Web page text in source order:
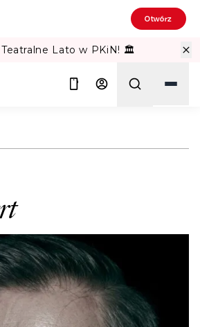
Otwórz
Teatralne Lato w PKiN! 🏛️